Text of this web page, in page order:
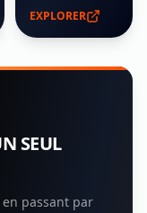
EXPLORER
SEUL
passant par